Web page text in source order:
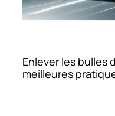
Enlever les bulles
meilleures